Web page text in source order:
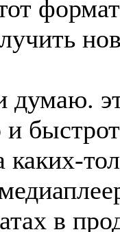
думаю.
и
каких-
в